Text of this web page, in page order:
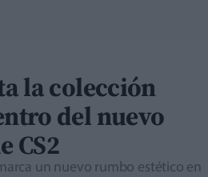
la colección
del nuevo
CS2
un nuevo rumbo estético en